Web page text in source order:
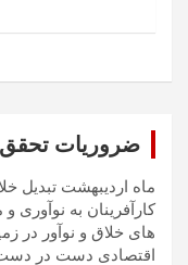
ضروریات تحقق
ماه اردیبهشت تبدیل
کارآفرینان به نوآوری
های خلاق و نوآور در
اقتصادی دست در دست